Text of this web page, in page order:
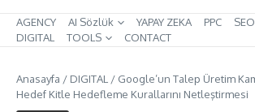
AGENCY AI Sözlük YAPAY ZEKA PPC
SEO
DIGITAL
TOOLS CONTACT
Anasayfa / DIGITAL / Google’un Talep Üretim
Hedef Kitle Hedefleme Kurallarını Netleştirmesi